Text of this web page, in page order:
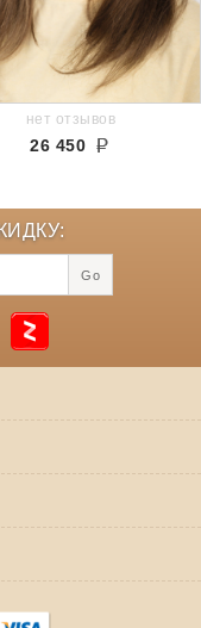
нет отзывов
26 450
Go